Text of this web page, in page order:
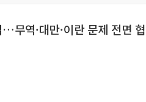
무역·대만·이란 문제 전면 협